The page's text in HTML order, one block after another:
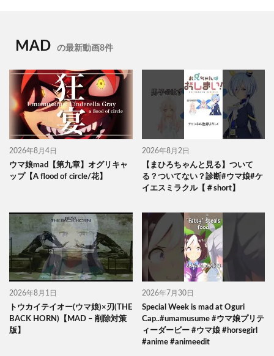
MAD の最新動画8件
2026年8月4日
ウマ娘mad【第九章】オグリキャ
ップ【A flood of circle/花】
2026年8月2日
【まひろちゃんと見る】ついて
る？ついてない？診断#ウマ娘#ケ
イエスミラクル【＃short】
2026年8月1日
トウカイテイオー(ウマ娘)×刃(THE
BACK HORN)【MAD – 削除対策
版】
2026年7月30日
Special Week is mad at Oguri
Cap..#umamusume #ウマ娘プリテ
ィーダービー #ウマ娘 #horsegirl
#anime #animeedit